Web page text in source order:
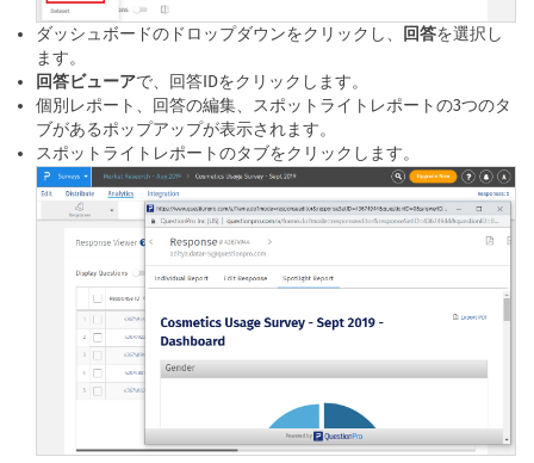
ダッシュボードのドロップダウンをクリックし、 回答を選択し
ます。
回答ビューアで、回答IDをクリックします。
個別レポート、回答の編集、スポットライトレポートの3つのタ
ブがあるポップアップが表示されます。
スポットライトレポートのタブをクリックします。